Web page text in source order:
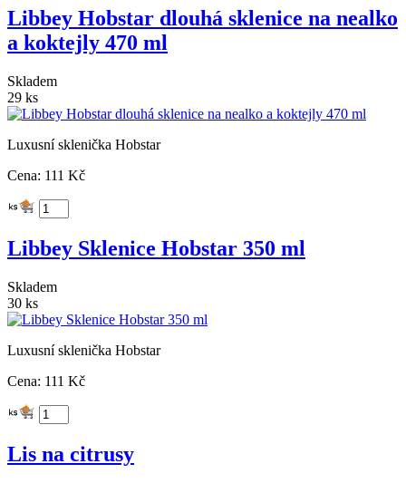
Libbey Hobstar dlouhá sklenice na nealko
a koktejly 470 ml
Skladem
29 ks
Luxusní sklenička Hobstar
Cena: 111 Kč
Libbey Sklenice Hobstar 350 ml
Skladem
30 ks
Luxusní sklenička Hobstar
Cena: 111 Kč
Lis na citrusy